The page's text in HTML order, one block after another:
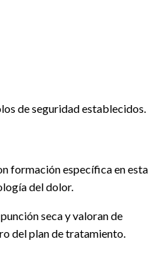
de seguridad establecidos.
formación específica en esta
del dolor.
seca y valoran de
del plan de tratamiento.